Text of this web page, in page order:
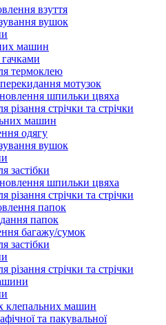
взуття
вушок
машин
гачками
термоклею
мотузок
шпильки цвяха
різання стрічки та стрічки
машин
одягу
вушок
застібки
шпильки цвяха
різання стрічки та стрічки
папок
папок
багажу/сумок
застібки
різання стрічки та стрічки
клепальних машин
та пакувальної